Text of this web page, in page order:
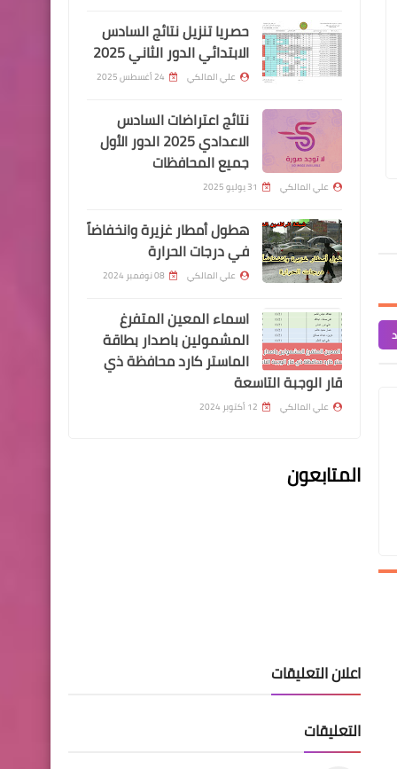
علي المالكي 26 سبتمبر 2024
مباشرة عقود الرعاية بصفة رجل امن
الوجبة الاولى
اسماء الفائزين
بابل
ايفون
حدث تطبيق فودو تحديث
الايفون والايباد
المتقاعدين استبدال بطاقة
كي كارد لضمان استمرار الراتب
قوائم اسماء الرعاية
قوائم شمول بالرعاية
الاجتماعية الجديدة قائمة رقم
حصريا تنزيل نتائج السادس
الابتدائي الدور الثاني 2025
علي المالكي 24 أغسطس 2025
نتائج اعتراضات السادس
الاعدادي 2025 الدور الأول
جميع المحافظات
علي المالكي 31 يوليو 2025
هطول أمطار غزيرة وانخفاضاً
في درجات الحرارة
علي المالكي 08 نوفمبر 2024
اسماء المعين المتفرغ
المشمولين باصدار بطاقة
الماستر كارد محافظة ذي
قار الوجبة التاسعة
علي المالكي 12 أكتوبر 2024
المتابعون
اعلان التعليقات
التعليقات